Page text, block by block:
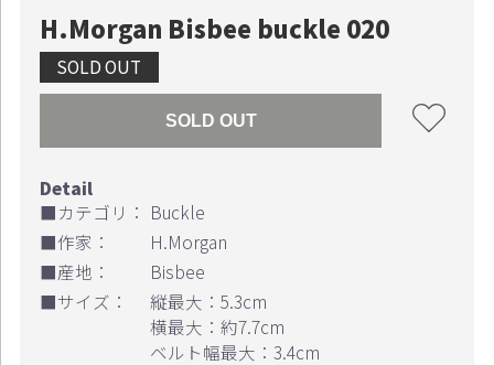
H.Morgan Bisbee buckle 020
SOLD OUT
SOLD OUT
■カテゴリ： Buckle
■作家：
H.Morgan
■産地：
Bisbee
■サイズ：
縦最大：5.3cm
横最大：約7.7cm
ベルト幅最大：3.4cm